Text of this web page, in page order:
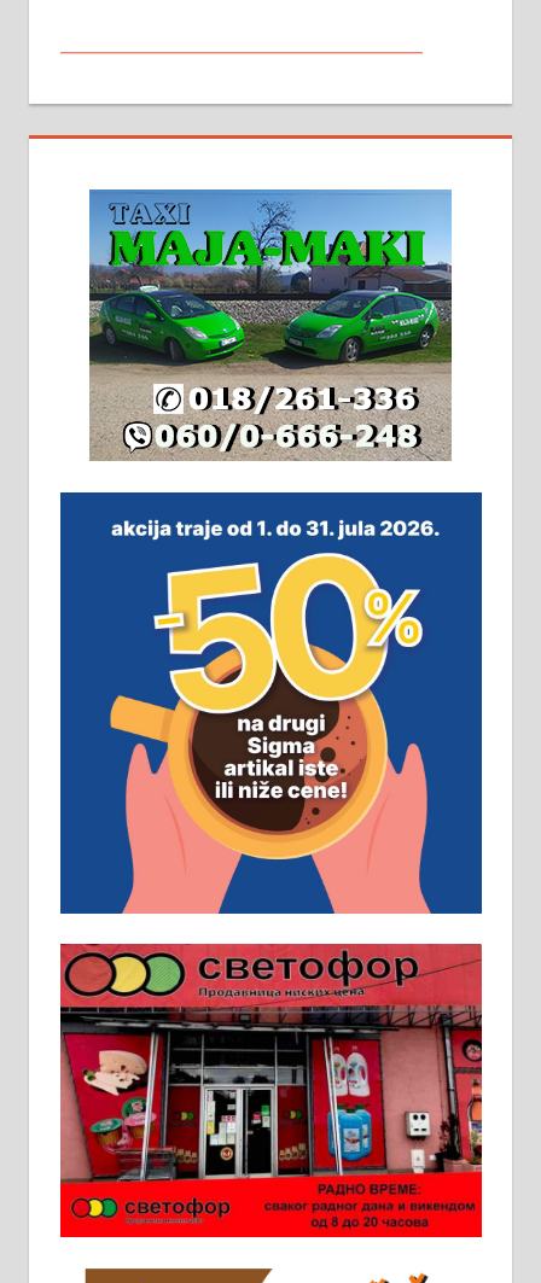
стамбене целине једна уз другу.
2х150м2, две гараже, централно
грејање на гас и дрва. Две
адресе. 063/71-74-023
Издајем комплетно опремљену
халу на Житковачком путу, на
плацу површине око 7 ари.
064/321-80-51; 063/102-35-25
м2 са плацем од 8 ари у Зеленом
виру у Алексинцу. Могућа
замена. 064/21-63-584
ПОСЛОВНИ ОГЛАСИ
Рудник и флотација Рудник
д.о.о. Рудник запошљава 20
помоћника рудара. Услови:
Основна школа, пожељно радно
искуство на истим и сличним
пословима, али не и неопходан
услов. Обезбеђен смештај,
превоз, исхрана. 032/57-41-122 –
локал 22
Пружам услуге завршних радова
у грађевини, хидроизолације и
молерских радова. 061/25-28-058
Ало таксију потребан возач са Б
категоријом. 064/02-85-511
Потребна два радника за рад на
стоваришту „Липа промет” у
информација доћи лично на